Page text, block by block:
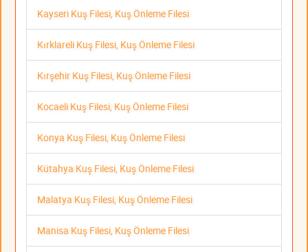
Kayseri Kuş Filesi, Kuş Önleme Filesi
Kırklareli Kuş Filesi, Kuş Önleme Filesi
Kırşehir Kuş Filesi, Kuş Önleme Filesi
Kocaeli Kuş Filesi, Kuş Önleme Filesi
Konya Kuş Filesi, Kuş Önleme Filesi
Kütahya Kuş Filesi, Kuş Önleme Filesi
Malatya Kuş Filesi, Kuş Önleme Filesi
Manisa Kuş Filesi, Kuş Önleme Filesi